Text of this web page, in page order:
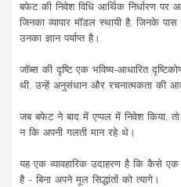
बफेट की निवेश विधि आर्थिक निर्धारण
जिनका व्यापार मॉडल स्थायी है, जिनके
उनका ज्ञान पर्याप्त है।
जॉब्स की दृष्टि एक भविष्य-आधारित
थी, उन्हें अनुसंधान और रचनात्मकता की
जब बफेट ने बाद में एप्पल में निवेश किया,
न कि अपनी गलती मान रहे थे।
यह एक व्यावहारिक उदाहरण है कि कैसे
है - बिना अपने मूल सिद्धांतों को त्यागे।